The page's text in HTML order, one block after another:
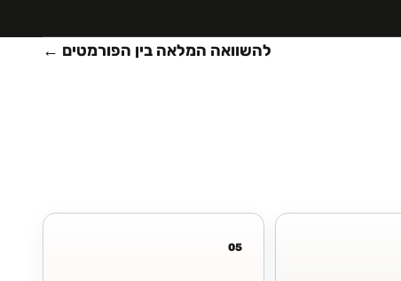
להשוואה המלאה בין הפורמטים ←
05